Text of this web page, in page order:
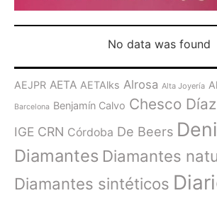
No data was found
AEJPR AETA AETAlks Alrosa Alta Joyería
Barcelona Benjamín Calvo Chesco Díaz
IGE CRN Córdoba De Beers
Diamantes Diamantes
Diamantes sintéticos